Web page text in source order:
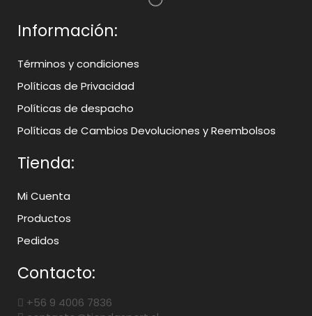
Información:
Términos y condiciones
Políticas de Privacidad
Políticas de despacho
Políticas de Cambios Devoluciones y Reembolsos
Tienda:
Mi Cuenta
Productos
Pedidos
Contacto:
+56 9 4006 7836